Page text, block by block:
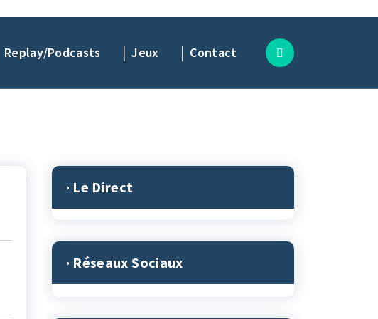
│ Replay/Podcasts │ Jeux │ Contact
· Le Direct
· Réseaux Sociaux